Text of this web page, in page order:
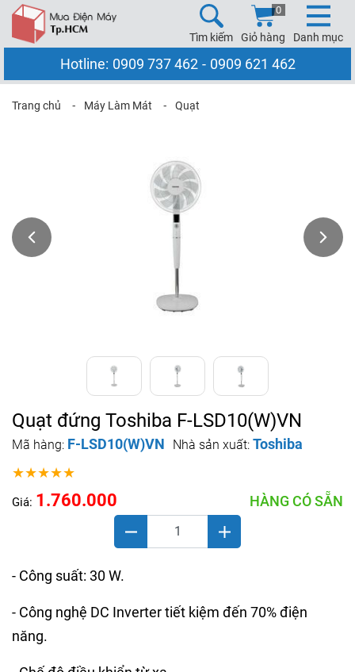
Tìm kiếm Giỏ hàng
0
Danh mục
Hotline: 0909 737 462 - 0909 621 462
Trang chủ ⁃ Máy Làm Mát ⁃ Quạt
Quạt đứng Toshiba F-LSD10(W)VN
Mã hàng: F-LSD10(W)VN Nhà sản xuất: Toshiba
★★★★★
Giá: 1.760.000 HÀNG CÓ SẴN
- Công suất: 30 W.
- Công nghệ DC Inverter tiết kiệm đến 70% điện
năng.